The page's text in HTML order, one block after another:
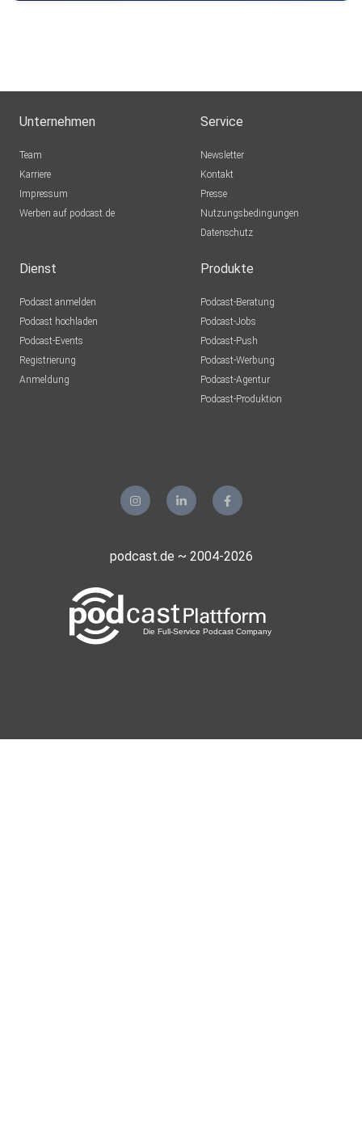
Unternehmen
Team
Karriere
Impressum
Werben auf podcast.de
Service
Newsletter
Kontakt
Presse
Nutzungsbedingungen
Datenschutz
Dienst
Podcast anmelden
Podcast hochladen
Podcast-Events
Registrierung
Anmeldung
Produkte
Podcast-Beratung
Podcast-Jobs
Podcast-Push
Podcast-Werbung
Podcast-Agentur
Podcast-Produktion
podcast.de ~ 2004-2026